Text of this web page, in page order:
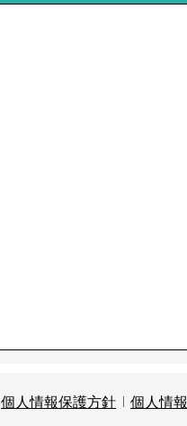
個人情報保護方針 個人情